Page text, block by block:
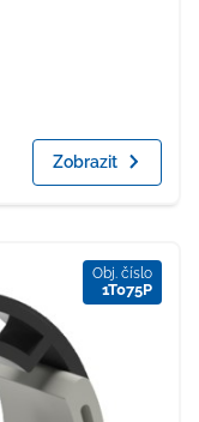
Zobrazit
Obj. číslo
1T075P